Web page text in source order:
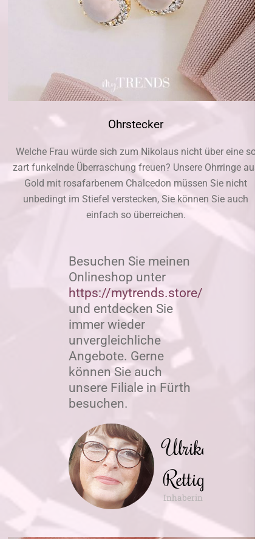
Ohrstecker
Welche Frau würde sich zum Nikolaus nicht über eine so
zart funkelnde Überraschung freuen? Unsere Ohrringe aus
Gold mit rosafarbenem Chalcedon müssen Sie nicht
unbedingt im Stiefel verstecken, Sie können Sie auch
einfach so überreichen.
Besuchen Sie meinen
Onlineshop unter
https://mytrends.store/rettig
und entdecken Sie
immer wieder
unvergleichliche
Angebote. Gerne
können Sie auch
unsere Filiale in Fürth
besuchen.
Ulrike
Rettig
Inhaberin